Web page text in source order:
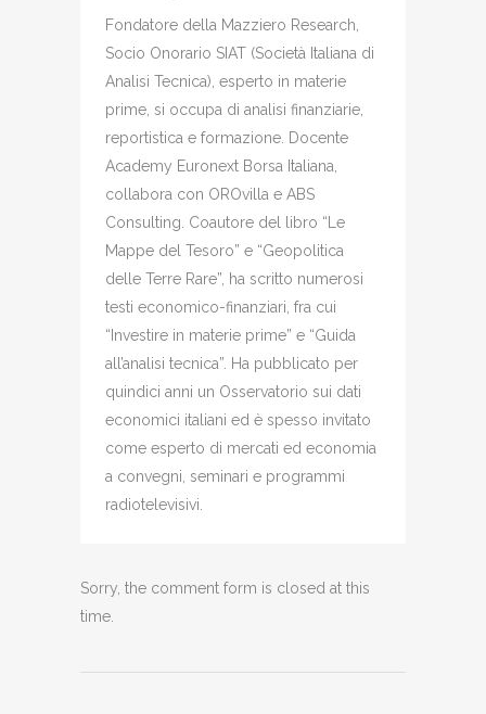
Fondatore della Mazziero Research,
Socio Onorario SIAT (Società Italiana di
Analisi Tecnica), esperto in materie
prime, si occupa di analisi finanziarie,
reportistica e formazione. Docente
Academy Euronext Borsa Italiana,
collabora con OROvilla e ABS
Consulting. Coautore del libro “Le
Mappe del Tesoro” e “Geopolitica
delle Terre Rare”, ha scritto numerosi
testi economico-finanziari, fra cui
“Investire in materie prime” e “Guida
all’analisi tecnica”. Ha pubblicato per
quindici anni un Osservatorio sui dati
economici italiani ed è spesso invitato
come esperto di mercati ed economia
a convegni, seminari e programmi
radiotelevisivi.
Sorry, the comment form is closed at this
time.